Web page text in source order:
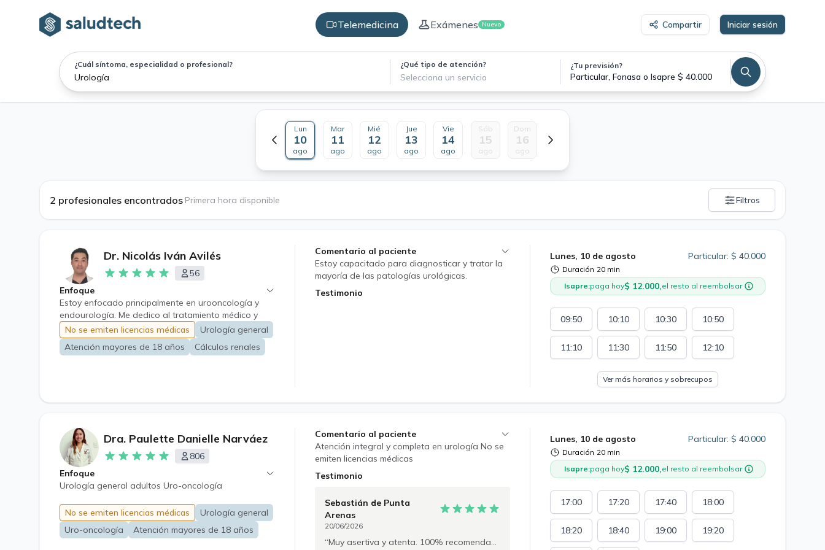
Telemedicina Exámenes Nuevo Compartir Iniciar sesión
¿Cuál síntoma, especialidad o profesional? ¿Qué tipo de atención?
Selecciona un servicio
¿Tu previsión?
Particular, Fonasa o Isapre $ 40.000
Lun
10
ago
Mar
11
ago
Mié
12
ago
Jue
13
ago
Vie
14
ago
Sáb
15
ago
Dom
16
ago
2 profesionales encontrados Primera hora disponible Filtros
Dr. Nicolás Iván Avilés
56
Enfoque
Estoy enfocado principalmente en urooncología y
endourología. Me dedico al tratamiento médico y
quirúrgico de patologías urológicas en hombres y
mujeres, con especial énfasis en la hiperplasia
prostática benigna, los cálculos urinarios y los
urinaria por diversas vías, incluyendo la
avanzada; cirugía robótica, y cirugía abierta tanto
genital como abdominal.
No se emiten licencias médicas
Urología general
Atención mayores de 18 años
Cálculos renales
Lunes, 10 de agosto
Duración 20 min
Particular: $ 40.000
Isapre:paga hoy$ 12.000,el resto al reembolsar
09:50 10:10 10:30 10:50
11:10 11:30 11:50 12:10
Ver más horarios y sobrecupos
Comentario al paciente
Estoy capacitado para diagnosticar y tratar la
mayoría de las patologías urológicas.
Testimonio
Dra. Paulette Danielle Narváez
806
Enfoque
Urología general adultos Uro-oncología
No se emiten licencias médicas
Urología general
Uro-oncología
Atención mayores de 18 años
Lunes, 10 de agosto
Duración 20 min
Particular: $ 40.000
Isapre:paga hoy$ 12.000,el resto al reembolsar
17:00 17:20 17:40 18:00
18:20 18:40 19:00 19:20
Comentario al paciente
Atención integral y completa en urología No se
emiten licencias médicas
Testimonio
Sebastián de Punta
Arenas
20/06/2026
Muy asertiva y atenta. 100% recomendada.